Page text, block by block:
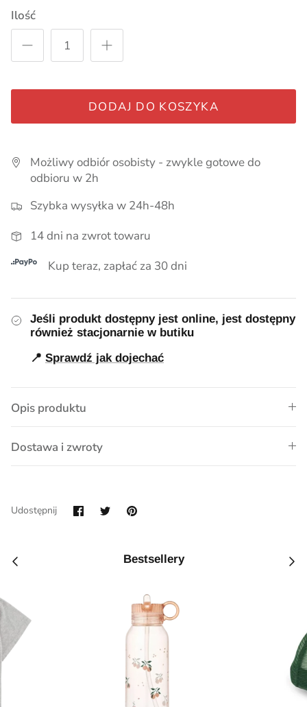
Pieluszki, kocyki
Smoczki, zawieszki, gryzaki
Lampki i akcesoria do pokoju
Myszki i Akcesoria Maileg
Ilość
DODAJ DO KOSZYKA
Możliwy odbiór osobisty - zwykle gotowe do
odbioru w 2h
Szybka wysyłka w 24h-48h
14 dni na zwrot towaru
Kup teraz, zapłać za 30 dni
Jeśli produkt dostępny jest online, jest dostępny
również stacjonarnie w butiku
📍 Sprawdź jak dojechać
Opis produktu
Dostawa i zwroty
Udostępnij Udostępnij
na
Przypnij
Bestsellery